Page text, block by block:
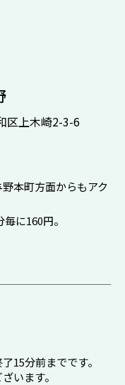
区上木崎2-3-6
本町方面からもアク
に160円。
15分前までです。
います。